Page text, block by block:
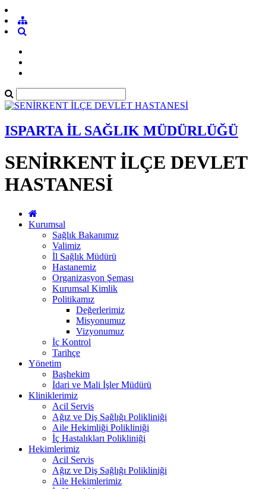
ISPARTA İL SAĞLIK MÜDÜRLÜĞÜ
SENİRKENT İLÇE DEVLET
HASTANESİ
Kurumsal
Sağlık Bakanımız
Valimiz
İl Sağlık Müdürü
Hastanemiz
Organizasyon Şeması
Kurumsal Kimlik
Politikamız
Değerlerimiz
Misyonumuz
Vizyonumuz
İç Kontrol
Tarihçe
Yönetim
Başhekim
İdari ve Mali İşler Müdürü
Kliniklerimiz
Acil Servis
Ağız ve Diş Sağlığı Polikliniği
Aile Hekimliği Polikliniği
İç Hastalıkları Polikliniği
Hekimlerimiz
Acil Servis
Ağız ve Diş Sağlığı Polikliniği
Aile Hekimlerimiz